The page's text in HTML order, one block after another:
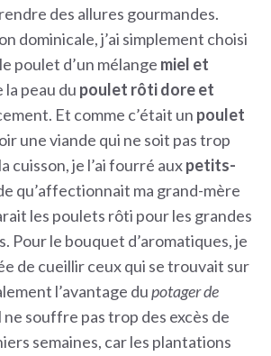
des allures gourmandes.
dominicale, j’ai simplement choisi
poulet d’un mélange miel et
la peau du poulet rôti dore et
Et comme c’était un poulet
une viande qui ne soit pas trop
cuisson, je l’ai fourré auxpetits-
qu’affectionnait ma grand-mère
les poulets rôti pour les grandes
Pour le bouquet d’aromatiques, je
de cueillir ceux qui se trouvait sur
l’avantage dupotager de
ne souffre pas trop des excès de
semaines, car les plantations